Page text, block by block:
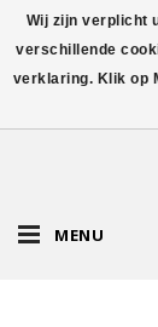
MENU
Wij zijn verplicht
verschillende
verklaring. Klik op